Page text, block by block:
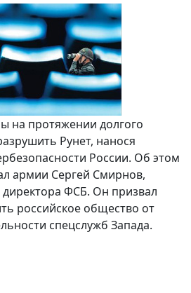
на протяжении долгого
Рунет, нанося
России. Об этом
армии Сергей Смирнов,
ФСБ. Он призвал
российское общество от
спецслужб Запада.